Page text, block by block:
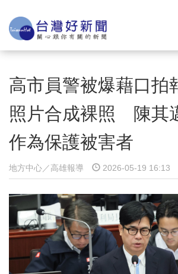
高市員警被爆藉口拍
照片合成裸照 陳其
作為保護被害者
地方中心／高雄報導 2026-05-19 16:13